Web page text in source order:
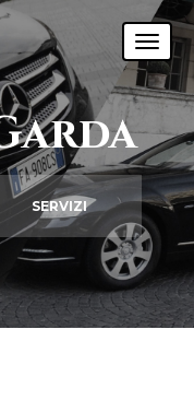
SERVIZI